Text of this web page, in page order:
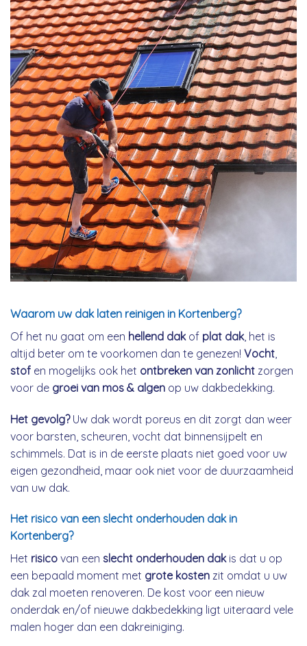
Waarom uw dak laten reinigen in Kortenberg?
Of het nu gaat om een hellend dakof plat dak, het is
altijd beter om te voorkomen dan te genezen! Vocht
stof en mogelijks ook het ontbreken van zonlicht zorgen
voor de groei van mos & algen op uw dakbedekking.
Het gevolg?Uw dak wordt poreus en dit zorgt dan weer
voor barsten, scheuren, vocht dat binnensijpelt en
schimmels. Dat is in de eerste plaats niet goed voor uw
eigen gezondheid, maar ook niet voor de duurzaamheid
van uw dak.
Het risico van een slecht onderhouden dak in
Kortenberg?
Het risico van een slecht onderhouden dakis dat u op
een bepaald moment met grote kosten zit omdat u uw
dak zal moeten renoveren. De kost voor een nieuw
onderdak en/of nieuwe dakbedekking ligt uiteraard vele
malen hoger dan een dakreiniging.